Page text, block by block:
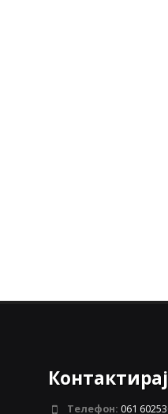
Телефон: 061